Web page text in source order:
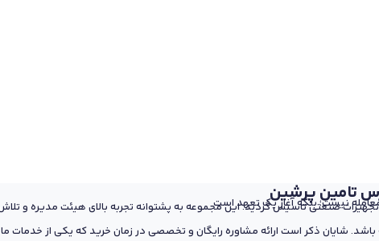
تامین پرشین
نیست؛ بلکه آغاز یک تعهد است
قطعات مکانیکی و تجهیزات صنعتی تاسیس گردید. این مجموعه به پشتوانه تجربه بالای هیئت
شایان ذکر است ارائه مشاوره رایگان و تخصصی در زمان خرید که یکی از خدمات